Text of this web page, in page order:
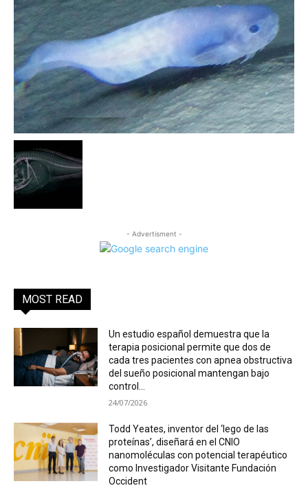
- Advertisment -
MOST READ
Un estudio español demuestra que la
terapia posicional permite que dos de
cada tres pacientes con apnea obstructiva
del sueño posicional mantengan bajo
control...
24/07/2026
Todd Yeates, inventor del ‘lego de las
proteínas’, diseñará en el CNIO
nanomoléculas con potencial terapéutico
como Investigador Visitante Fundación
Occident